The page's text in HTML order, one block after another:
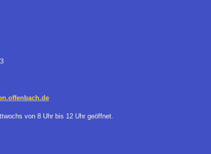
von 8 Uhr bis 12 Uhr geöffnet.